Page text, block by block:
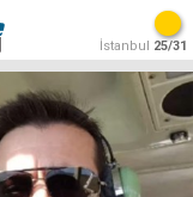
İstanbul 25/31